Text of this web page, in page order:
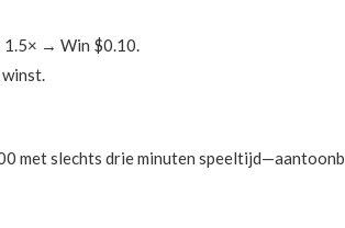
1.5× → Win $0.10.
met slechts drie minuten